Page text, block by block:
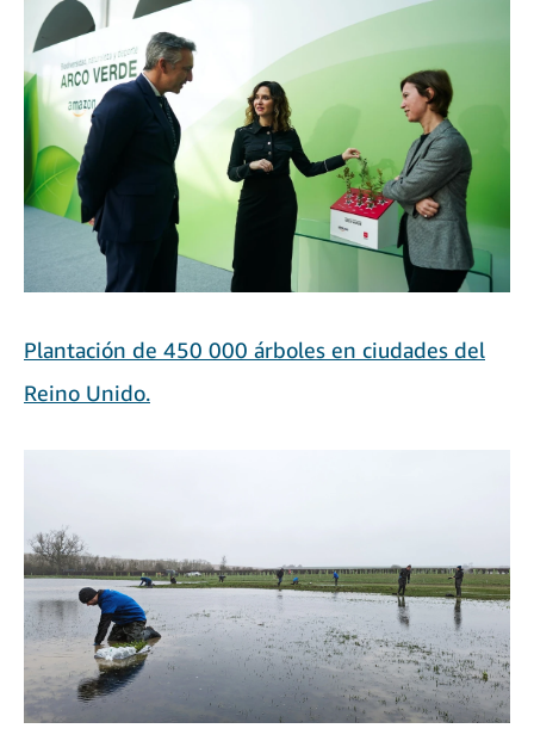
Plantación de 450 000 árboles en ciudades del
Reino Unido.